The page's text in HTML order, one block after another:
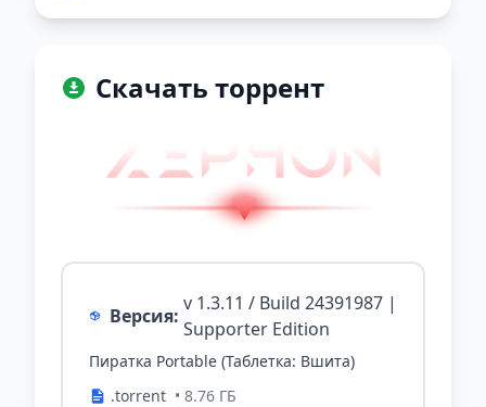
Скачать торрент
Версия:
v 1.3.11 / Build 24391987 |
Supporter Edition
Пиратка Portable (Таблетка: Вшита)
.torrent • 8.76 ГБ